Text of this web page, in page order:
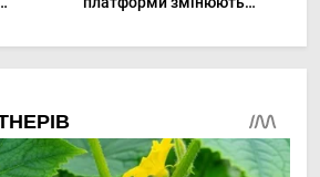
овочами